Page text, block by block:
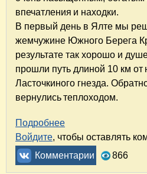
впечатления и находки.
В первый день в Ялте мы
жемчужине Южного Берега
результате так хорошо и
прошли путь длиной 10 км
Ласточкиного гнезда.
вернулись теплоходом.
Подробнее
Войдите, чтобы оставлять
Комментарии
866